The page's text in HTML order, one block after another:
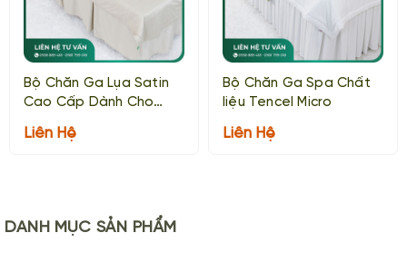
DANH MỤC SẢN PHẨM
Bộ Chăn Ga Lụa Satin
Cao Cấp Dành Cho
Liên Hệ
Bộ Chăn Ga Spa Chất
liệu Tencel Micro
Liên Hệ